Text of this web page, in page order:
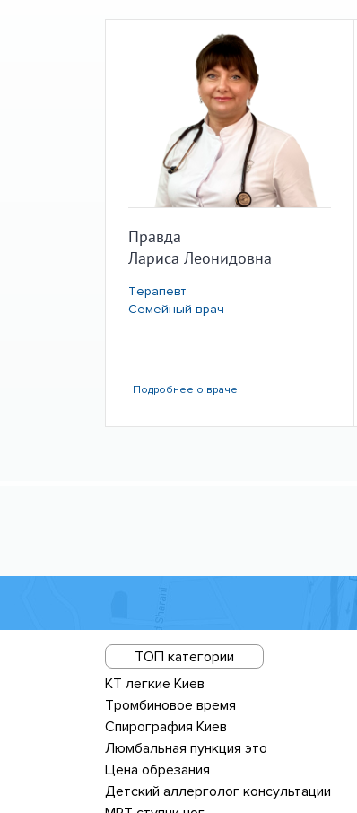
Правда
Лариса Леонидовна
Терапевт
Семейный врач
Подробнее о враче
ТОП категории
КТ легкие Киев
Тромбиновое время
Спирография Киев
Люмбальная пункция это
Цена обрезания
Детский аллерголог консультации